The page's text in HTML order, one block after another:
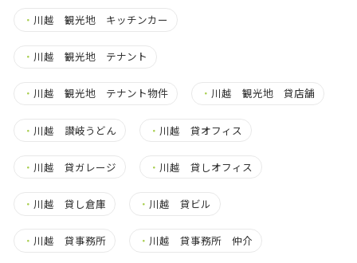
・ 川越 観光地 キッチンカー
・ 川越 観光地 テナント
・ 川越 観光地 テナント物件 ・ 川越 観光地 貸店舗
・ 川越 讃岐うどん ・ 川越 貸オフィス
・ 川越 貸ガレージ ・ 川越 貸しオフィス
・ 川越 貸し倉庫 ・ 川越 貸ビル
・ 川越 貸事務所 ・ 川越 貸事務所 仲介